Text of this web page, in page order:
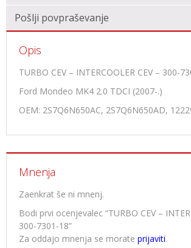
Pošlji povpraševanje
Opis
TURBO CEV – INTERCOOLER CEV – 300-
Ford Mondeo MK4 2.0 TDCI (2007-.)
OEM: 2S7Q6N650AC, 2S7Q6N650AD,
Mnenja
Zaenkrat še ni mnenj.
Bodi prvi ocenjevalec “TURBO CEV –
300-7301-18”
Za oddajo mnenja se morate prijaviti.